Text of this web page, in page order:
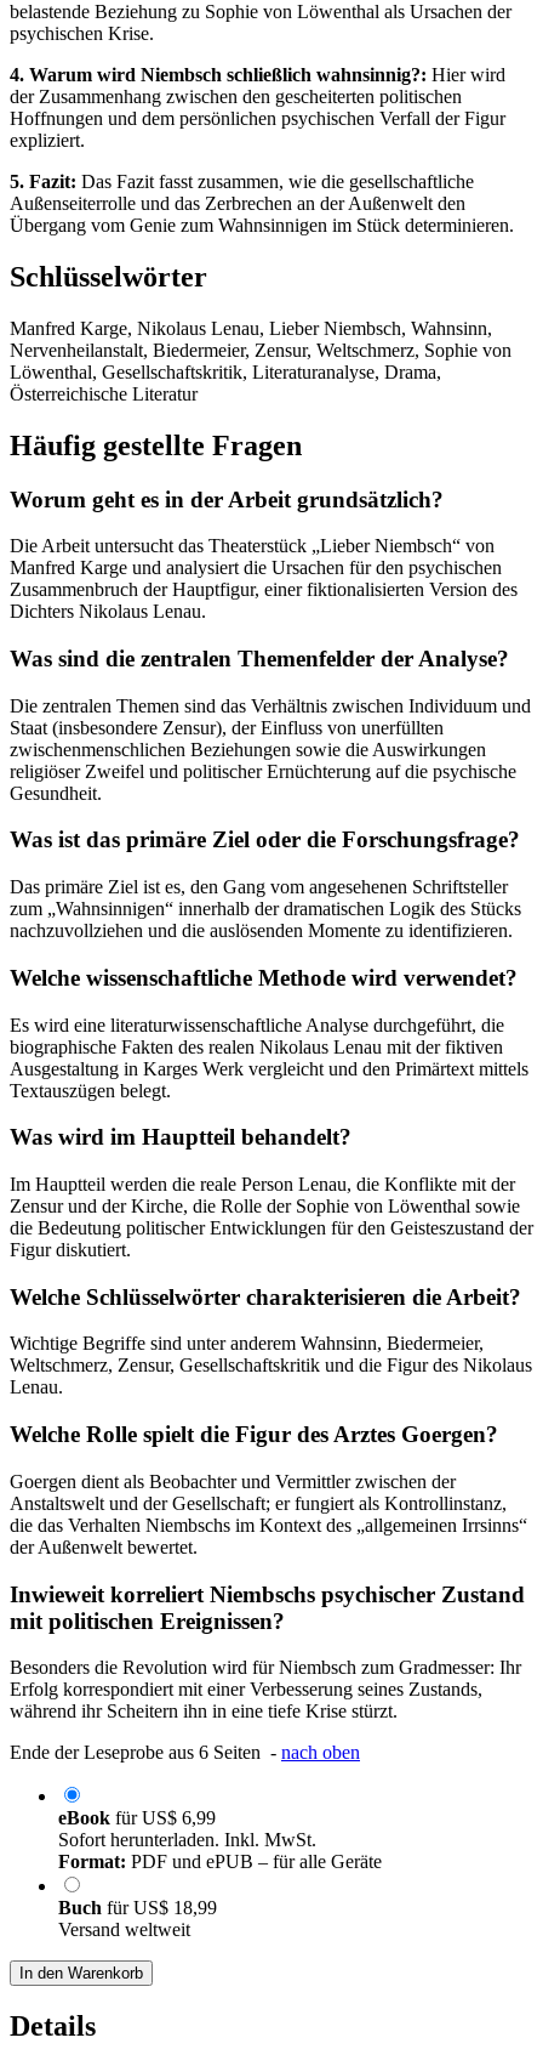
belastende Beziehung zu Sophie von Löwenthal als Ursachen der
psychischen Krise.
4. Warum wird Niembsch schließlich wahnsinnig?: Hier wird
der Zusammenhang zwischen den gescheiterten politischen
Hoffnungen und dem persönlichen psychischen Verfall der Figur
expliziert.
5. Fazit: Das Fazit fasst zusammen, wie die gesellschaftliche
Außenseiterrolle und das Zerbrechen an der Außenwelt den
Übergang vom Genie zum Wahnsinnigen im Stück determinieren.
Schlüsselwörter
Manfred Karge, Nikolaus Lenau, Lieber Niembsch, Wahnsinn,
Nervenheilanstalt, Biedermeier, Zensur, Weltschmerz, Sophie von
Löwenthal, Gesellschaftskritik, Literaturanalyse, Drama,
Österreichische Literatur
Häufig gestellte Fragen
Worum geht es in der Arbeit grundsätzlich?
Die Arbeit untersucht das Theaterstück „Lieber Niembsch“ von
Manfred Karge und analysiert die Ursachen für den psychischen
Zusammenbruch der Hauptfigur, einer fiktionalisierten Version des
Dichters Nikolaus Lenau.
Was sind die zentralen Themenfelder der Analyse?
Die zentralen Themen sind das Verhältnis zwischen Individuum und
Staat (insbesondere Zensur), der Einfluss von unerfüllten
zwischenmenschlichen Beziehungen sowie die Auswirkungen
religiöser Zweifel und politischer Ernüchterung auf die psychische
Gesundheit.
Was ist das primäre Ziel oder die Forschungsfrage?
Das primäre Ziel ist es, den Gang vom angesehenen Schriftsteller
zum „Wahnsinnigen“ innerhalb der dramatischen Logik des Stücks
nachzuvollziehen und die auslösenden Momente zu identifizieren.
Welche wissenschaftliche Methode wird verwendet?
Es wird eine literaturwissenschaftliche Analyse durchgeführt, die
biographische Fakten des realen Nikolaus Lenau mit der fiktiven
Ausgestaltung in Karges Werk vergleicht und den Primärtext mittels
Textauszügen belegt.
Was wird im Hauptteil behandelt?
Im Hauptteil werden die reale Person Lenau, die Konflikte mit der
Zensur und der Kirche, die Rolle der Sophie von Löwenthal sowie
die Bedeutung politischer Entwicklungen für den Geisteszustand der
Figur diskutiert.
Welche Schlüsselwörter charakterisieren die Arbeit?
Wichtige Begriffe sind unter anderem Wahnsinn, Biedermeier,
Weltschmerz, Zensur, Gesellschaftskritik und die Figur des Nikolaus
Lenau.
Welche Rolle spielt die Figur des Arztes Goergen?
Goergen dient als Beobachter und Vermittler zwischen der
Anstaltswelt und der Gesellschaft; er fungiert als Kontrollinstanz,
die das Verhalten Niembschs im Kontext des „allgemeinen Irrsinns“
der Außenwelt bewertet.
Inwieweit korreliert Niembschs psychischer Zustand
mit politischen Ereignissen?
Besonders die Revolution wird für Niembsch zum Gradmesser: Ihr
Erfolg korrespondiert mit einer Verbesserung seines Zustands,
während ihr Scheitern ihn in eine tiefe Krise stürzt.
Ende der Leseprobe aus 6 Seiten - nach oben
eBook fürUS$ 6,99
Sofort herunterladen. Inkl. MwSt.
Format: PDF und ePUB – für alle Geräte
Buch fürUS$ 18,99
Versand weltweit
In den Warenkorb
Details